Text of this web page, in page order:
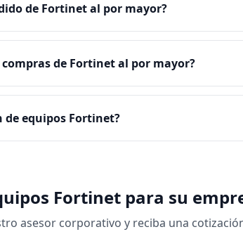
de Fortinet al por mayor?
de Fortinet al por mayor?
equipos Fortinet?
Fortinet para su
asesor corporativo y reciba una